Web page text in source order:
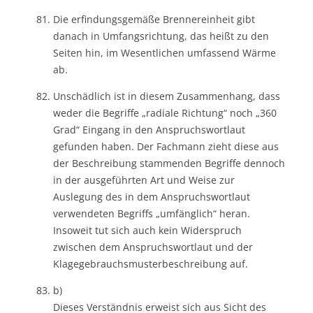
Die erfindungsgemäße Brennereinheit gibt
danach in Umfangsrichtung, das heißt zu den
Seiten hin, im Wesentlichen umfassend Wärme
ab.
Unschädlich ist in diesem Zusammenhang, dass
weder die Begriffe „radiale Richtung“ noch „360
Grad“ Eingang in den Anspruchswortlaut
gefunden haben. Der Fachmann zieht diese aus
der Beschreibung stammenden Begriffe dennoch
in der ausgeführten Art und Weise zur
Auslegung des in dem Anspruchswortlaut
verwendeten Begriffs „umfänglich“ heran.
Insoweit tut sich auch kein Widerspruch
zwischen dem Anspruchswortlaut und der
Klagegebrauchsmusterbeschreibung auf.
b)
Dieses Verständnis erweist sich aus Sicht des